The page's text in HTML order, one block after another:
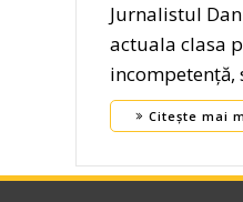
Jurnalistul
actuala clasa
Citește mai